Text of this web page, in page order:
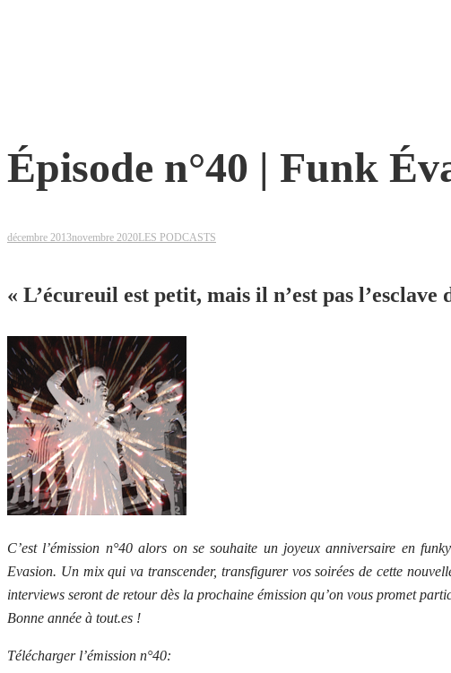
Épisode n°40 | Funk
décembre 2013novembre 2020LES PODCASTS
« L’écureuil est petit, mais il n’est pas l’esclave
C’est l’émission n°40 alors on se souhaite un joyeux anniversaire en
Evasion. Un mix qui va transcender, transfigurer vos soirées de cette
interviews seront de retour dès la prochaine émission qu’on vous promet
Bonne année à tout.es !
Télécharger l’émission n°40: